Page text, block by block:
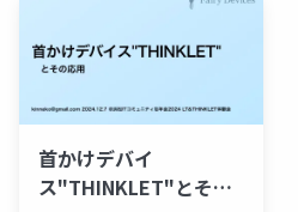
首かけデバイ
ス"THINKLET"とその